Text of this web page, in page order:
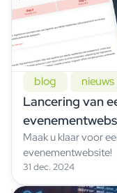
blog nieuws
Lancering van
Maak u klaar voor
evenementwebsite!
31 dec. 2024